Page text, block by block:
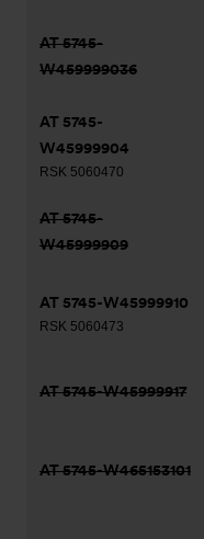
AT 5745-
W459999036
AT 5745-
W45999904
RSK 5060470
AT 5745-
W45999909
AT 5745-W45999910
RSK 5060473
AT 5745-W45999917
AT 5745-W465153101